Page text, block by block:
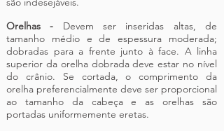
Orelhas - Devem ser inseridas altas, de
tamanho médio e de espessura moderada;
dobradas para a frente junto à face. A linha
superior da orelha dobrada deve estar no nível
do crânio. Se cortada, o comprimento da
orelha preferencialmente deve ser proporcional
ao tamanho da cabeça e as orelhas são
portadas uniformemente eretas.